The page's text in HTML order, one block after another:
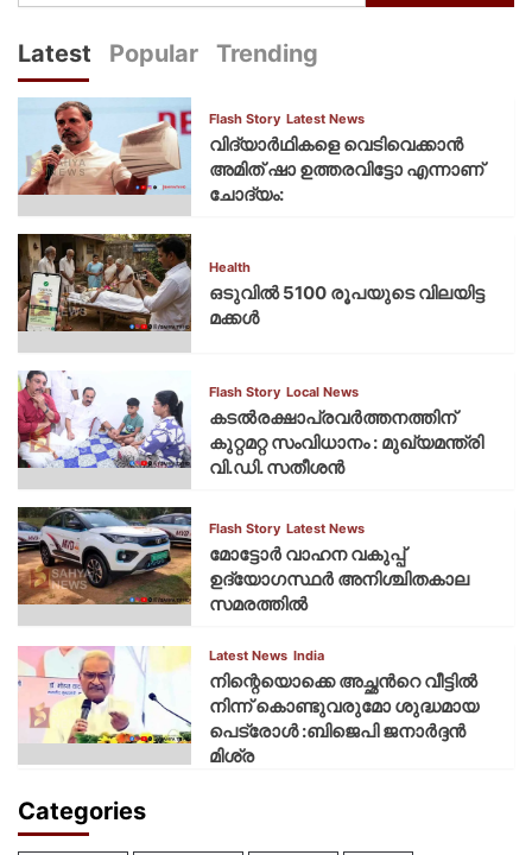
Latest Popular Trending
Flash Story Latest News
വിദ്യാര്‍ഥികളെ വെടിവെക്കാന്‍
അമിത് ഷാ ഉത്തരവിട്ടോ എന്നാണ്
ചോദ്യം:
Health
ഒടുവിൽ 5100 രൂപയുടെ വിലയിട്ട
മക്കൾ
Flash Story Local News
കടല്‍രക്ഷാപ്രവര്‍ത്തനത്തിന്
കുറ്റമറ്റ സംവിധാനം : മുഖ്യമന്ത്രി
വി.ഡി. സതീശന്‍
Flash Story Latest News
മോട്ടോര്‍ വാഹന വകുപ്പ്
ഉദ്യോഗസ്ഥര്‍ അനിശ്ചിതകാല
സമരത്തില്‍
Latest News India
നിന്റെയൊക്കെ അച്ഛൻറെ വീട്ടിൽ
നിന്ന് കൊണ്ടുവരുമോ ശുദ്ധമായ
പെട്രോൾ :ബിജെപി ജനാർദ്ദൻ
മിശ്ര
Categories